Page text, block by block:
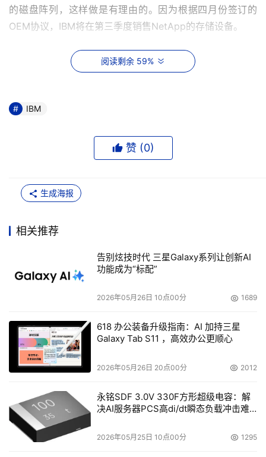
的磁盘阵列，这样做是有理由的。因为根据四月份签订的
OEM协议，IBM将在第三季度销售NetApp的存储设备。
IBM的SVC同时已经可支持其他厂商的存储设备，包括
EMC、惠普、日立、SUN等。
另外发布的刀片式服务器还有：IBM主动与思科合作生产
的标准iSCSI 刀片式服务器交换机，以及两款支持IBM
BladeCenter 刀片式服务器的iSCSI产品：QLogic主机总线
适配器（HBA）和Sanrad的交换机。
Blade Community的特许成员，当年IBM创建这个组织是为
IBM存储事业部副总裁Andy Monshaw说：“这个机构正在
发展壮大。”
他特别提到Virtualization Engine将成为SVC和刀片式服
务器虚拟化的后台管理控制面版，不只是支持大型主机而且
支持所有IBM服务器。“BladeCenter无法提供接入的所有设
备同一水平的虚拟化。现在我们的虚拟化平台有一个通用的
管理台，通用的接口，和通用的指令。”Monshaw说。
IBM的虚拟化战略还在持续提升。该公司频繁升级SVC，
并添加了业内人士认为在第一个版本里面所不应缺少的功
能。如果IBM实现其在存储，服务器，网络装置之间扩大互
阅读剩余 59%
IBM
赞 (0)
生成海报
相关推荐
告别炫技时代 三星Galaxy系列让创新AI
功能成为“标配”
2026年05月26日 10点00分 1689
618 办公装备升级指南：AI 加持三星
Galaxy Tab S11 ，高效办公更顺心
2026年05月26日 20点00分 2012
永铭SDF 3.0V 330F方形超级电容：解
决AI服务器PCS高di/dt瞬态负载冲击难
2026年05月25日 10点00分 1295